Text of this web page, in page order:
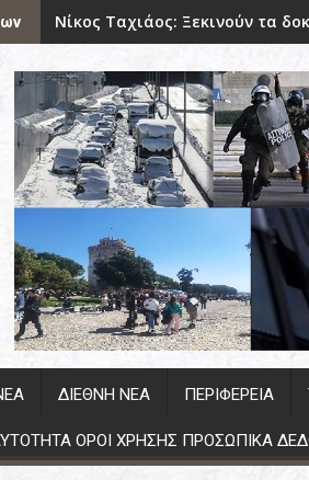
Νίκος Ταχιάος: Ξεκινούν τα
ΔΙΕΘΝΗ ΝΕΑ ΠΕΡΙΦΕΡΕΙΑ
ΟΡΟΙ ΧΡΗΣΗΣ ΠΡΟΣΩΠΙΚΑ